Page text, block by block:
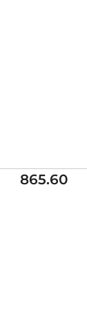
Cena:
865.60